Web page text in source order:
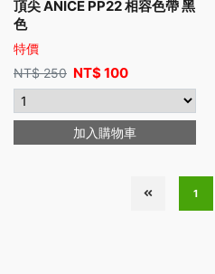
頂尖 ANICE PP22 相容色帶 黑
色
特價
NT$250 NT$100
加入購物車
1